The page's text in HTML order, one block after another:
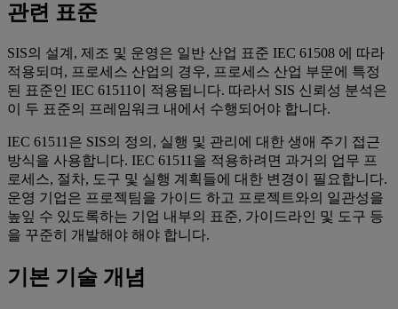
관련 표준
SIS의 설계, 제조 및 운영은 일반 산업 표준 IEC 61508 에 따라
적용되며, 프로세스 산업의 경우, 프로세스 산업 부문에 특정
된 표준인 IEC 61511이 적용됩니다. 따라서 SIS 신뢰성 분석은
이 두 표준의 프레임워크 내에서 수행되어야 합니다.
IEC 61511은 SIS의 정의, 실행 및 관리에 대한 생애 주기 접근
방식을 사용합니다. IEC 61511을 적용하려면 과거의 업무 프
로세스, 절차, 도구 및 실행 계획들에 대한 변경이 필요합니다.
운영 기업은 프로젝팀을 가이드 하고 프로젝트와의 일관성을
높잎 수 있도록하는 기업 내부의 표준, 가이드라인 및 도구 등
을 꾸준히 개발해야 해야 합니다.
기본 기술 개념